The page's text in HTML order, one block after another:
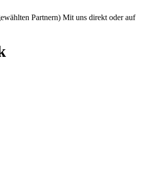
Partnern) Mit uns direkt oder auf